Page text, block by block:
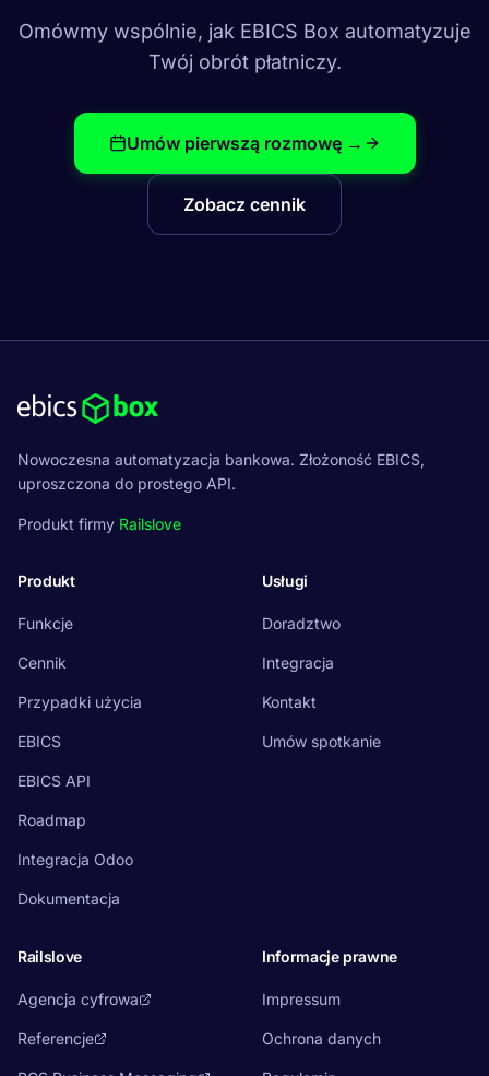
Omówmy wspólnie, jak EBICS Box automatyzuje
Twój obrót płatniczy.
Umów pierwszą rozmowę →
Zobacz cennik
Nowoczesna automatyzacja bankowa. Złożoność EBICS,
uproszczona do prostego API.
Produkt firmy Railslove
Produkt
Funkcje
Cennik
Przypadki użycia
EBICS
EBICS API
Roadmap
Integracja Odoo
Dokumentacja
Usługi
Doradztwo
Integracja
Kontakt
Umów spotkanie
Railslove
Agencja cyfrowa
Referencje
Informacje prawne
Impressum
Ochrona danych